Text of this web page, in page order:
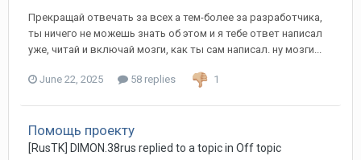
Прекращай отвечать за всех а тем-более за разработчика,
ты ничего не можешь знать об этом и я тебе ответ написал
уже, читай и включай мозги, как ты сам написал. ну мозги...
June 22, 2025 58 replies 1
Помощь проекту
[RusTK] DIMON.38rus replied to a topic in Off topic